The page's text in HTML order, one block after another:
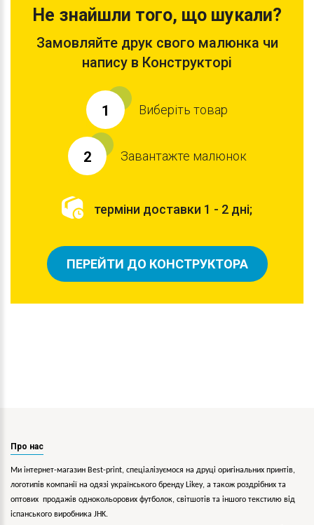
Не знайшли того, що шукали?
Замовляйте друк свого малюнка чи
напису в Конструкторі
1 Виберіть товар
2 Завантажте малюнок
терміни доставки 1 - 2 дні;
ПЕРЕЙТИ ДО КОНСТРУКТОРА
Про нас
Ми інтернет-магазин Best-print, спеціалізуємося на друці оригінальних принтів,
логотипів компанії на одязі українського бренду Likey, а також роздрібних та
оптових продажів однокольорових футболок, світшотів та іншого текстилю від
іспанського виробника JHK.